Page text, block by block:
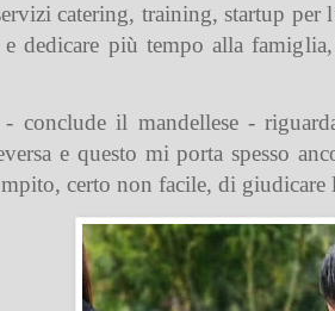
catering, training, startup
dedicare più tempo alla
- conclude il mandellese -
e questo mi porta spesso
certo non facile, di giudicare